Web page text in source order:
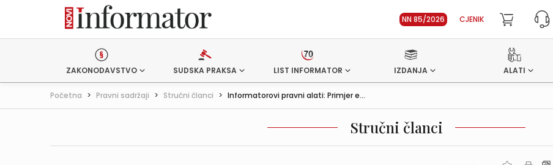
NN 85/2026 CJENIK
ZAKONODAVSTVO SUDSKA PRAKSA LIST INFORMATOR IZDANJA ALATI
Početna > Pravni sadržaji > Stručni članci > Informatorovi pravni alati: Primjer e...
Stručni članci